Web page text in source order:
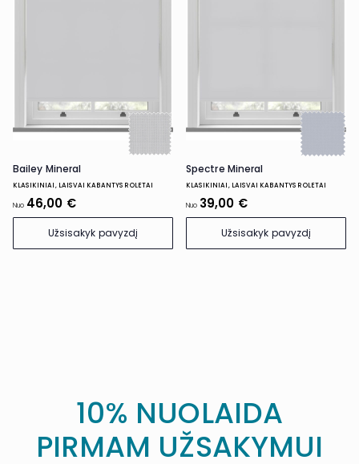
Bailey Mineral
KLASIKINIAI, LAISVAI KABANTYS ROLETAI
Nuo 46,00 €
Užsisakyk pavyzdį
Spectre Mineral
KLASIKINIAI, LAISVAI KABANTYS ROLETAI
Nuo 39,00 €
Užsisakyk pavyzdį
10% NUOLAIDA
PIRMAM UŽSAKYMUI